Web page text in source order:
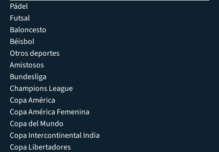
Pádel
Futsal
Baloncesto
Béisbol
Otros deportes
Amistosos
Bundesliga
Champions League
Copa América
Copa América Femenina
Copa del Mundo
Copa Intercontinental India
Copa Libertadores